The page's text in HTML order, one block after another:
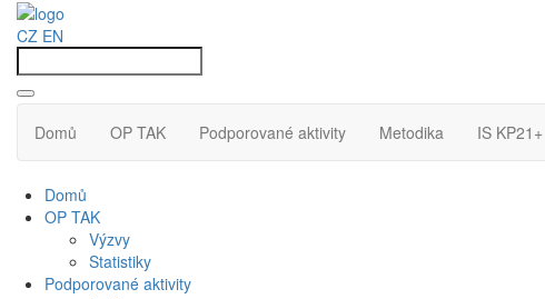
CZ EN
Domů OP TAK Podporované aktivity Metodika IS KP21+
Domů
OP TAK
Výzvy
Statistiky
Podporované aktivity